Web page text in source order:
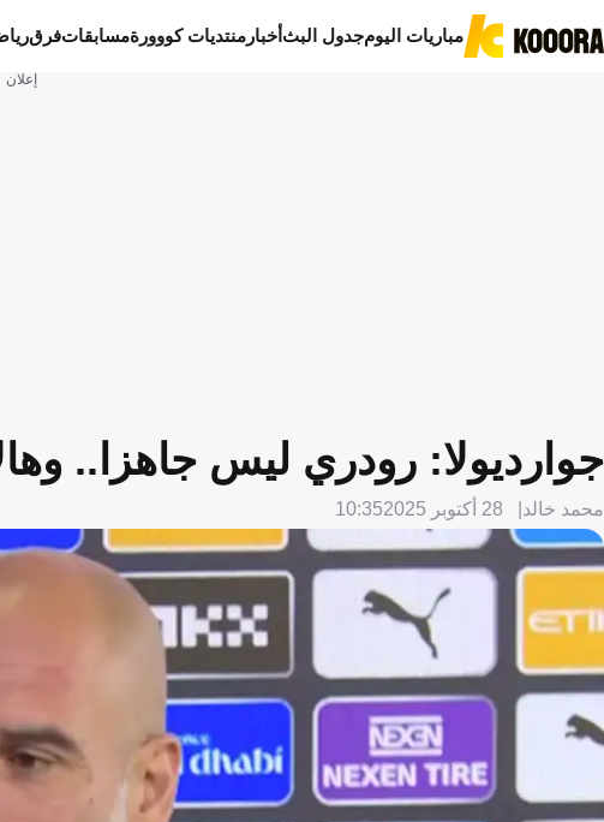
مباريات اليومجدول البثأخبار منتديات كووورةمسابقاتفرق
إعلان
جوارديولا: رودري ليس جاهزا..
محمد خالد 28 أكتوبر 2025 10:35